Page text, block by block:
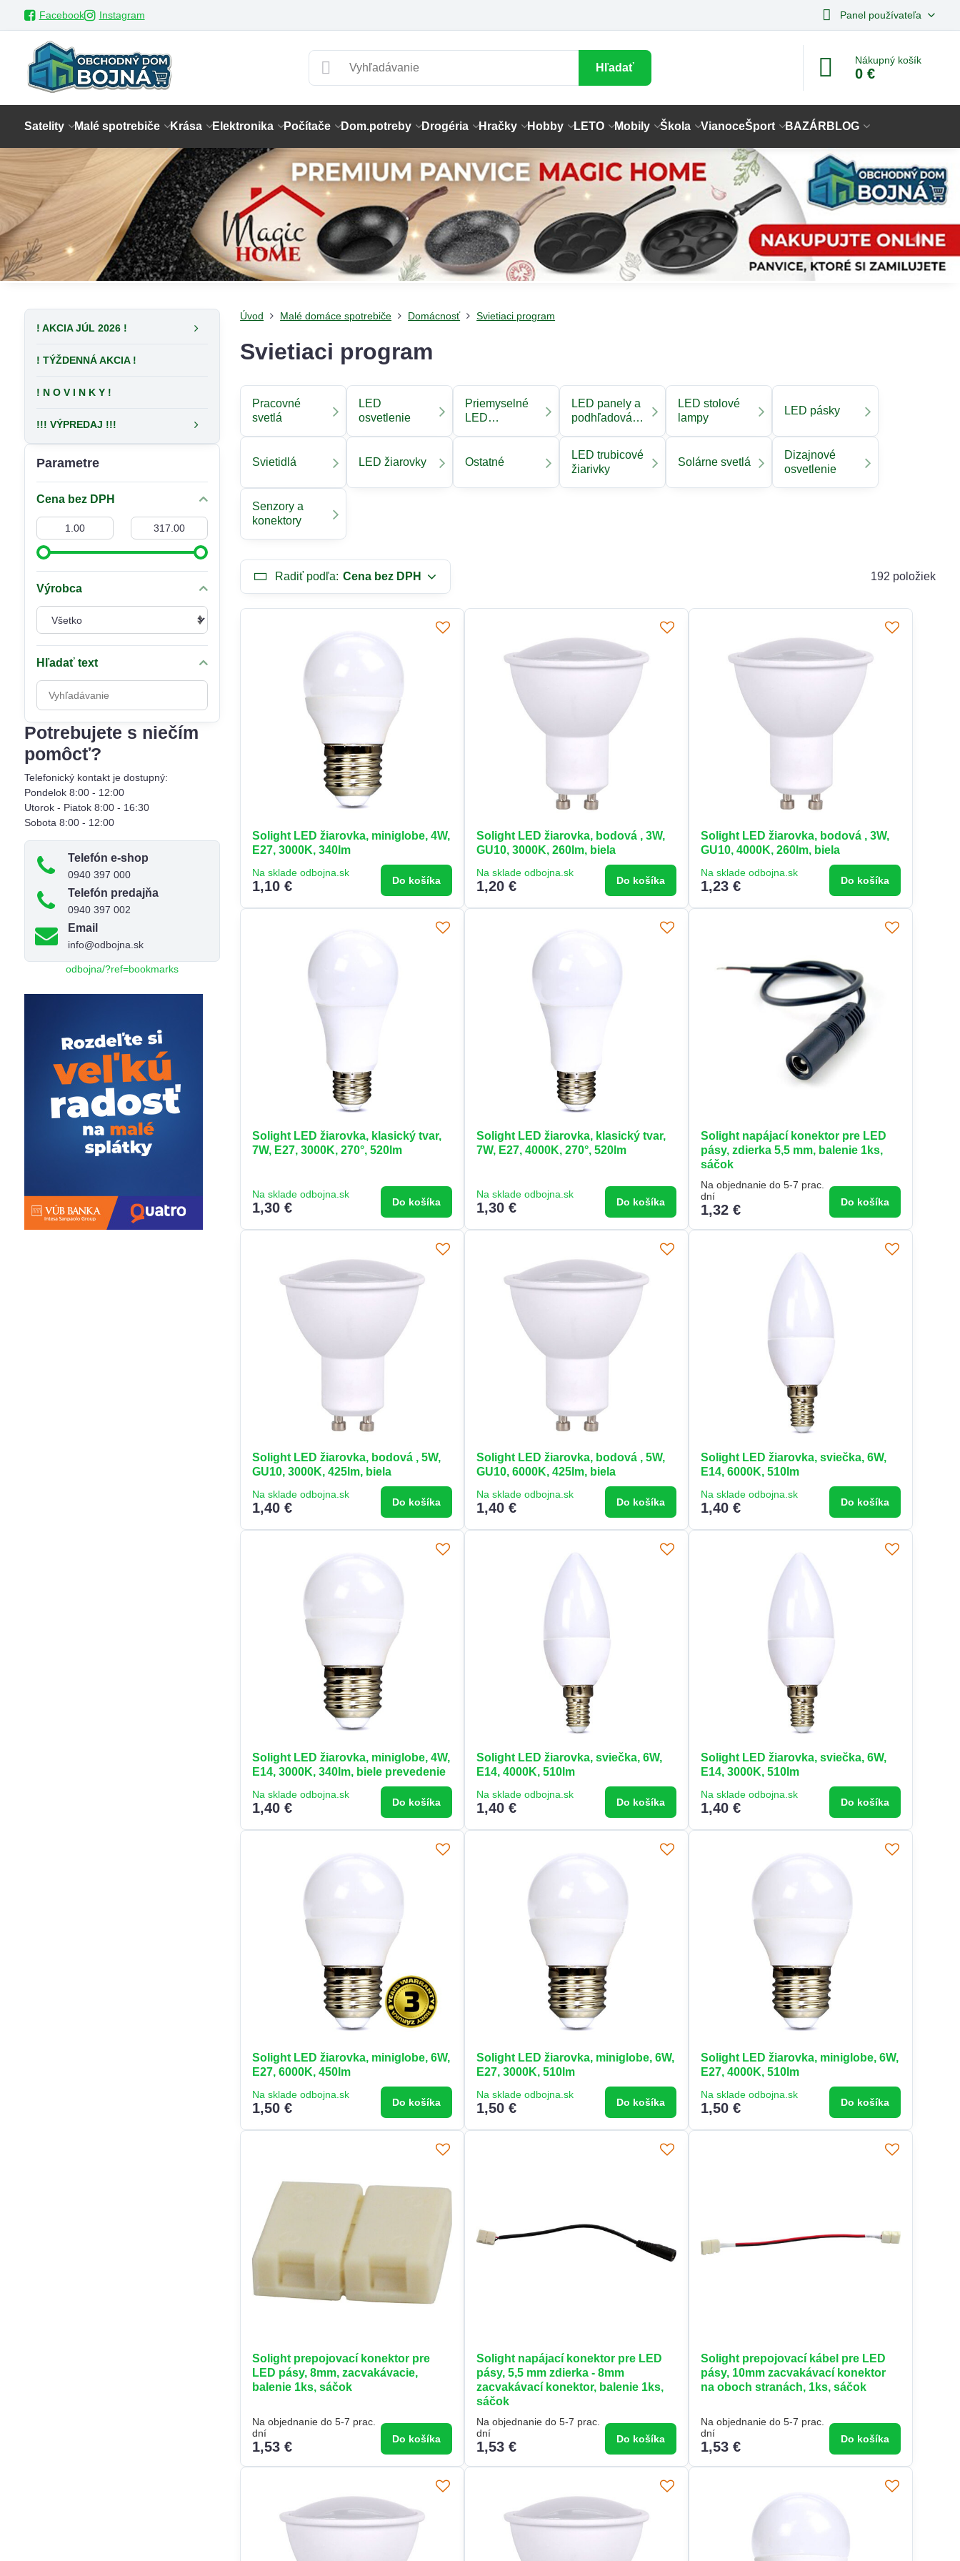
Facebook Instagram Panel používateľa
Hľadať
Nákupný košík
0 €
Satelity Malé spotrebiče Krása Elektronika Počítače Dom.potreby Drogéria Hračky Hobby LETO Mobily Škola VianoceŠport BAZÁR BLOG
Úvod Malé domáce spotrebiče Domácnosť Svietiaci program
Svietiaci program
Pracovné
svetlá
LED
osvetlenie
Priemyselné
LED
LED panely a
podhľadová
LED stolové
lampy
LED pásky
Svietidlá LED žiarovky Ostatné
LED trubicové
žiarivky
Solárne svetlá
Dizajnové
osvetlenie
Senzory a
konektory
Radiť podľa: Cena bez DPH 192 položiek
Solight LED žiarovka, miniglobe, 4W,
E27, 3000K, 340lm
Na sklade odbojna.sk
1,10 € Do košíka
Solight LED žiarovka, bodová , 3W,
GU10, 3000K, 260lm, biela
Na sklade odbojna.sk
1,20 € Do košíka
Solight LED žiarovka, bodová , 3W,
GU10, 4000K, 260lm, biela
Na sklade odbojna.sk
1,23 € Do košíka
Solight LED žiarovka, klasický tvar,
7W, E27, 3000K, 270°, 520lm
Na sklade odbojna.sk
1,30 € Do košíka
Solight LED žiarovka, klasický tvar,
7W, E27, 4000K, 270°, 520lm
Na sklade odbojna.sk
1,30 € Do košíka
Solight napájací konektor pre LED
pásy, zdierka 5,5 mm, balenie 1ks,
sáčok
Na objednanie do 5-7 prac.
dní
1,32 € Do košíka
Solight LED žiarovka, bodová , 5W,
GU10, 3000K, 425lm, biela
Na sklade odbojna.sk
1,40 € Do košíka
Solight LED žiarovka, bodová , 5W,
GU10, 6000K, 425lm, biela
Na sklade odbojna.sk
1,40 € Do košíka
Solight LED žiarovka, sviečka, 6W,
E14, 6000K, 510lm
Na sklade odbojna.sk
1,40 € Do košíka
Solight LED žiarovka, miniglobe, 4W,
E14, 3000K, 340lm, biele prevedenie
Na sklade odbojna.sk
1,40 € Do košíka
Solight LED žiarovka, sviečka, 6W,
E14, 4000K, 510lm
Na sklade odbojna.sk
1,40 € Do košíka
Solight LED žiarovka, sviečka, 6W,
E14, 3000K, 510lm
Na sklade odbojna.sk
1,40 € Do košíka
Solight LED žiarovka, miniglobe, 6W,
E27, 6000K, 450lm
Na sklade odbojna.sk
1,50 € Do košíka
Solight LED žiarovka, miniglobe, 6W,
E27, 3000K, 510lm
Na sklade odbojna.sk
1,50 € Do košíka
Solight LED žiarovka, miniglobe, 6W,
E27, 4000K, 510lm
Na sklade odbojna.sk
1,50 € Do košíka
Solight prepojovací konektor pre
LED pásy, 8mm, zacvakávacie,
balenie 1ks, sáčok
Na objednanie do 5-7 prac.
dní
1,53 € Do košíka
Solight napájací konektor pre LED
pásy, 5,5 mm zdierka - 8mm
zacvakávací konektor, balenie 1ks,
sáčok
Na objednanie do 5-7 prac.
dní
1,53 € Do košíka
Solight prepojovací kábel pre LED
pásy, 10mm zacvakávací konektor
na oboch stranách, 1ks, sáčok
Na objednanie do 5-7 prac.
dní
1,53 € Do košíka
Parametre
Cena bez DPH
Od: Do:
Výrobca
Hľadať text
Prehľadať
výsledky
filtra
fulltextom
Potrebujete s niečím
pomôcť?
Telefonický kontakt je dostupný:
Pondelok 8:00 - 12:00
Utorok - Piatok 8:00 - 16:30
Sobota 8:00 - 12:00
Telefón e-shop
0940 397 000
Telefón predajňa
0940 397 002
Email
info@odbojna.sk
! AKCIA JÚL 2026 !
! TÝŽDENNÁ AKCIA !
! N O V I N K Y !
!!! VÝPREDAJ !!!
odbojna/?ref=bookmarks